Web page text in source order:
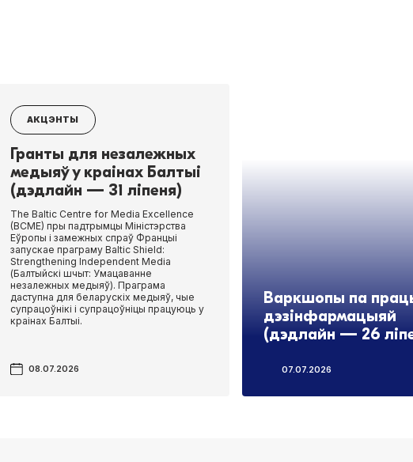
АКЦЭНТЫ
Гранты для незалежных
медыяў у краінах Балтыі
(дэдлайн — 31 ліпеня)
The Baltic Cen­tre for Media Excel­lence
(BCME) пры падтрымцы Міністэрства
Еўропы і замежных спраў Францыі
запускае праграму Baltic Shield:
Strength­en­ing Inde­pen­dent Media
(Балтыйскі шчыт: Умацаванне
незалежных медыяў). Праграма
даступна для беларускіх медыяў, чые
супрацоўнікі і супрацоўніцы працуюць у
краінах Балтыі.
08.07.2026
Варкшопы па
дэзінфармацыяй
(дэдлайн — 26
07.07.2026